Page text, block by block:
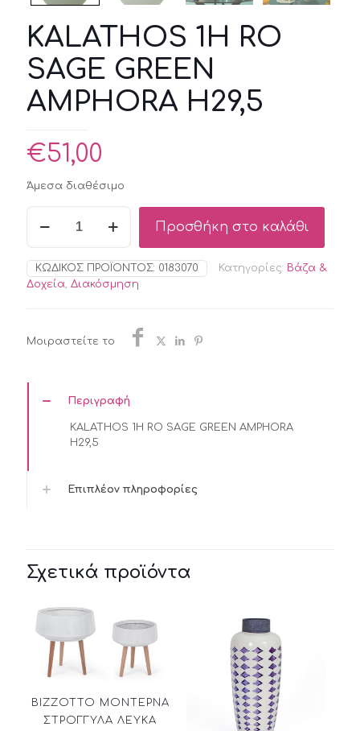
KALATHOS 1H RO
SAGE GREEN
AMPHORA H29,5
€51,00
Άμεσα διαθέσιμο
SAGE
GREEN
AMPHORA
Προσθήκη στο καλάθι
ΚΩΔΙΚΌΣ ΠΡΟΪΌΝΤΟΣ: 0183070 Κατηγορίες: Βάζα &
Δοχεία, Διακόσμηση
Μοιραστείτε το
Περιγραφή
KALATHOS 1H RO SAGE GREEN AMPHORA
H29,5
Επιπλέον πληροφορίες
Σχετικά προϊόντα
BIZZOTTO ΜΟΝΤΕΡΝΑ
ΣΤΡΟΓΓΥΛΑ ΛΕΥΚΑ